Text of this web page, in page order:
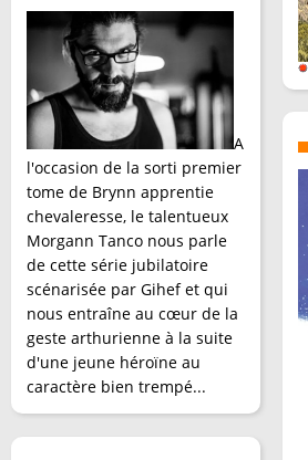
A
l'occasion de la sorti premier
tome de Brynn apprentie
chevaleresse, le talentueux
Morgann Tanco nous parle
de cette série jubilatoire
scénarisée par Gihef et qui
nous entraîne au cœur de la
geste arthurienne à la suite
d'une jeune héroïne au
caractère bien trempé...